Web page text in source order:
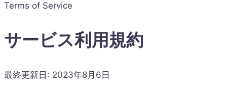
Terms of Service
サービス利用規約
最終更新日: 2023年8月6日